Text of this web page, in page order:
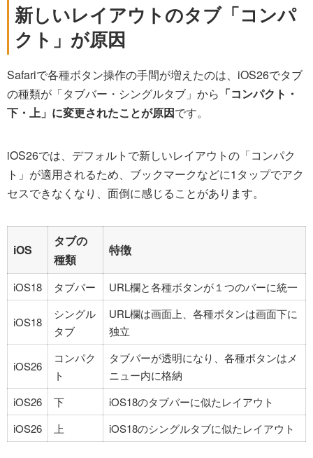
新しいレイアウトのタブ「コンパ
クト」が原因
Safariで各種ボタン操作の手間が増えたのは、iOS26でタブ
の種類が「タブバー・シングルタブ」から 「コンパクト・
下・上」に変更されたことが原因です。
iOS26では、デフォルトで新しいレイアウトの「コンパク
ト」が適用されるため、ブックマークなどに1タップでアク
セスできなくなり、面倒に感じることがあります。
iOS
タブの
種類
特徴
iOS18 タブバー URL欄と各種ボタンが１つのバーに統一
iOS18
シングル
タブ
URL欄は画面上、各種ボタンは画面下に
独立
iOS26
コンパク
ト
タブバーが透明になり、各種ボタンはメ
ニュー内に格納
iOS26
下
iOS18のタブバーに似たレイアウト
iOS26
上 iOS18のシングルタブに似たレイアウト